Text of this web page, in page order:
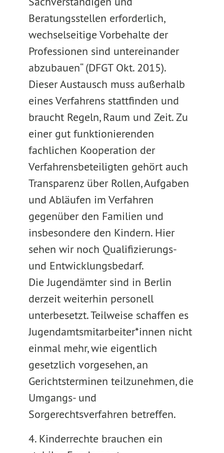
Beratungsstellen erforderlich,
wechselseitige Vorbehalte der
Professionen sind untereinander
abzubauen“ (DFGT Okt. 2015).
Dieser Austausch muss außerhalb
eines Verfahrens stattfinden und
braucht Regeln, Raum und Zeit. Zu
einer gut funktionierenden
fachlichen Kooperation der
Verfahrensbeteiligten gehört auch
Transparenz über Rollen, Aufgaben
und Abläufen im Verfahren
gegenüber den Familien und
insbesondere den Kindern. Hier
sehen wir noch Qualifizierungs-
und Entwicklungsbedarf.
Die Jugendämter sind in Berlin
derzeit weiterhin personell
unterbesetzt. Teilweise schaffen es
Jugendamtsmitarbeiter*innen nicht
einmal mehr, wie eigentlich
gesetzlich vorgesehen, an
Gerichtsterminen teilzunehmen, die
Umgangs- und
Sorgerechtsverfahren betreffen.
4. Kinderrechte brauchen ein